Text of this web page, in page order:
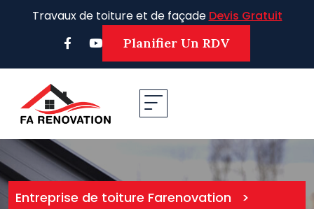
Travaux de toiture et de façade Devis Gratuit
Planifier Un RDV
Entreprise de toiture Farenovation
>